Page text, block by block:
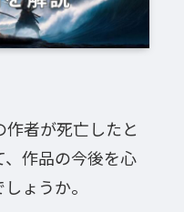
作者が死亡したと
作品の今後を心
ょうか。